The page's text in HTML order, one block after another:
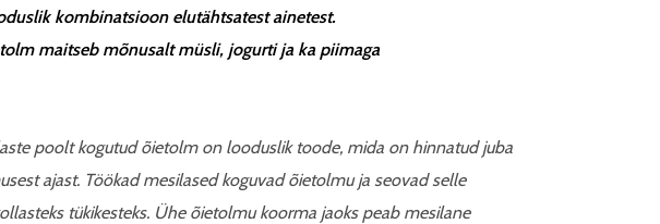
kombinatsioon elutähtsatest ainetest.
maitseb mõnusalt müsli, jogurti ja ka piimaga
poolt kogutud õietolm on looduslik toode, mida on hinnatud juba
ajast. Töökad mesilased koguvad õietolmu ja seovad selle
tükikesteks. Ühe õietolmu koorma jaoks peab mesilane